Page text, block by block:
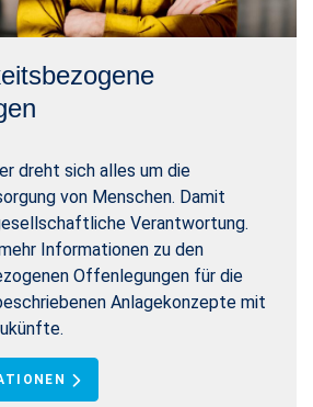
dreht sich alles um die
von Menschen. Damit
Verantwortung.
Informationen zu den
Offenlegungen für die
Anlagekonzepte mit